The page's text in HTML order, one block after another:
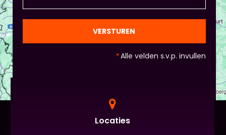
en die van Piet en vervolgens de deelnemers:
gezien de eindpresentaties van 5 minuten de
officiële/vaste werkvorm zijn. Voor beginners is het
evaluatieformulier niet :)
VERSTUREN
*Alle velden s.v.p. invullen
Locaties